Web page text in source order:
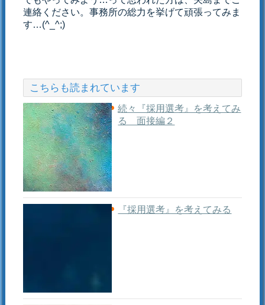
連絡ください。事務所の総力を挙げて頑張ってみま
す…(^_^;)
こちらも読まれています
続々『採用選考』を考えてみ
る 面接編２
『採用選考』を考えてみる